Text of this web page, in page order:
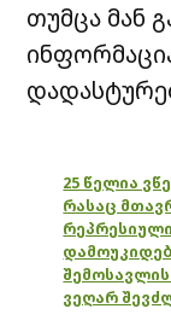
თუმცა მან
25 წელია
რასაც
ვეღარ